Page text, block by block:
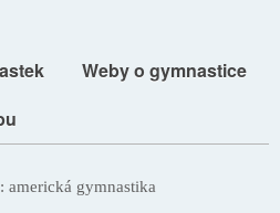
Weby o gymnastice
americká gymnastika